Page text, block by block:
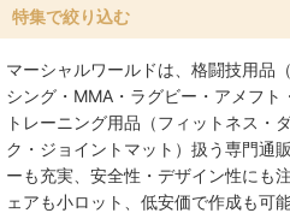
並び順:
絞り込
特集で絞り込む
空手
MMA総合格闘技
柔術
マーシャルワールドは、格闘技用品
シング・MMA・ラグビー・アメフト
トレーニング用品（フィットネス・
ク・ジョイントマット）扱う専門通
ーも充実、安全性・デザイン性にも
ェアも小ロット、低安価で作成も可能